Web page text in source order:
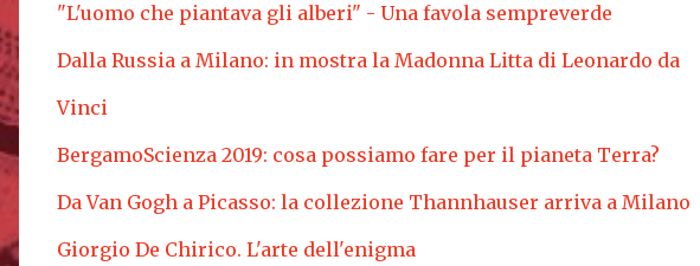
"L'uomo che piantava gli alberi" - Una favola sempreverde
Dalla Russia a Milano: in mostra la Madonna Litta di Leonardo da
Vinci
BergamoScienza 2019: cosa possiamo fare per il pianeta Terra?
Da Van Gogh a Picasso: la collezione Thannhauser arriva a Milano
Giorgio De Chirico. L'arte dell'enigma